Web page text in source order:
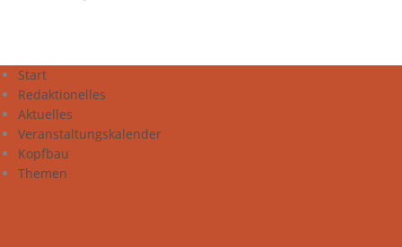
Start
Redaktionelles
Aktuelles
Veranstaltungskalender
Kopfbau
Themen